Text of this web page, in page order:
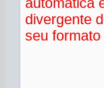
divergente
seu